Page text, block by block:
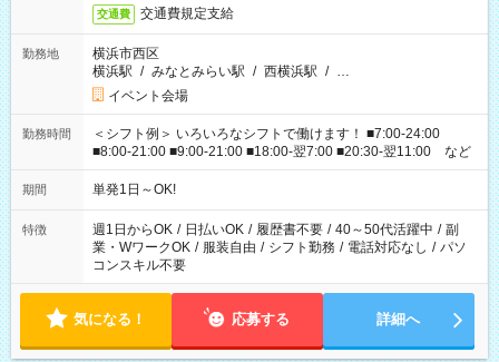
交通費 交通費規定支給
勤務地
横浜市西区
横浜駅 / みなとみらい駅 / 西横浜駅 / …
イベント会場
勤務時間
＜シフト例＞ いろいろなシフトで働けます！ ■7:00-24:00
■8:00-21:00 ■9:00-21:00 ■18:00-翌7:00 ■20:30-翌11:00 など
期間 単発1日～OK!
特徴 週1日からOK / 日払いOK / 履歴書不要 / 40～50代活躍中 / 副
業・WワークOK / 服装自由 / シフト勤務 / 電話対応なし / パソ
コンスキル不要
気になる！ 応募する 詳細へ